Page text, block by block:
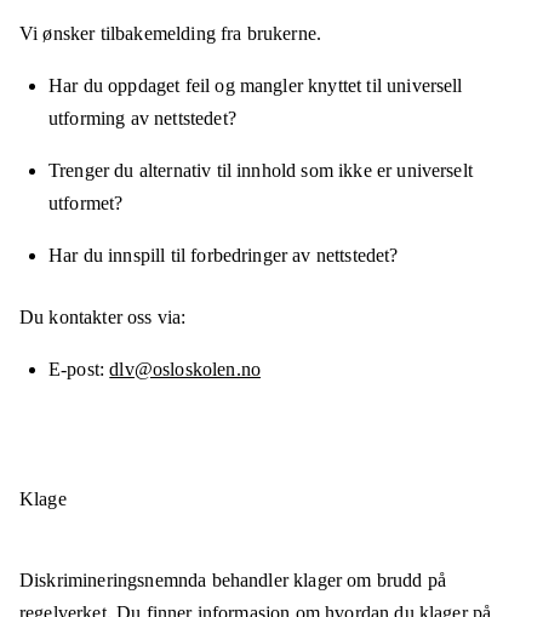
Vi ønsker tilbakemelding fra brukerne.
Har du oppdaget feil og mangler knyttet til universell
utforming av nettstedet?
Trenger du alternativ til innhold som ikke er universelt
utformet?
Har du innspill til forbedringer av nettstedet?
Du kontakter oss via:
E-post dlv@osloskolen.no
Klage
Diskrimineringsnemnda behandler klager om brudd på